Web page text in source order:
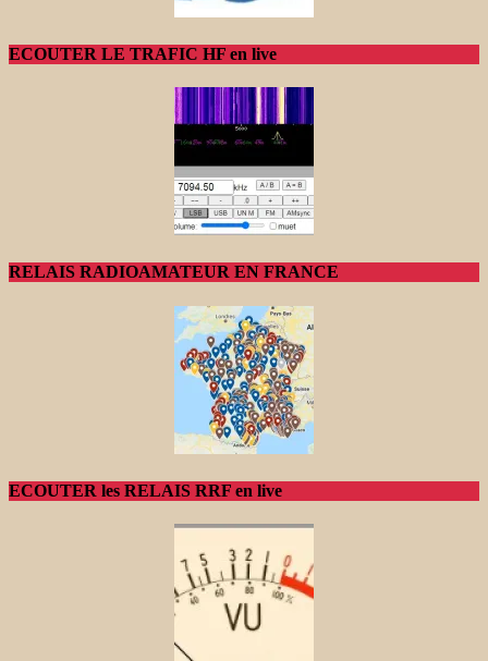
ECOUTER LE TRAFIC HF en live
RELAIS RADIOAMATEUR EN FRANCE
ECOUTER les RELAIS RRF en live